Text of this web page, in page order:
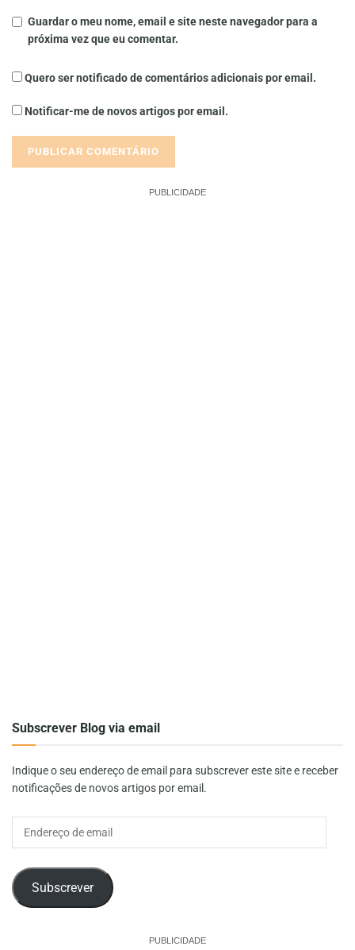
Guardar o meu nome, email e site neste navegador para a
próxima vez que eu comentar.
Quero ser notificado de comentários adicionais por email.
Notificar-me de novos artigos por email.
PUBLICIDADE
Subscrever Blog via email
Indique o seu endereço de email para subscrever este site e receber
notificações de novos artigos por email.
Subscrever
PUBLICIDADE